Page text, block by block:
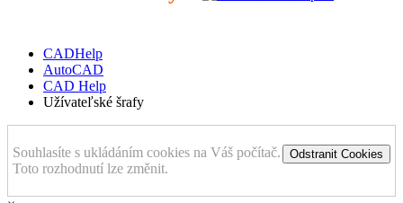
CADHelp
AutoCAD
CAD Help
Užívateľské šrafy
Odstranit Cookies
Souhlasíte s ukládáním cookies na Váš počítač.
Toto rozhodnutí lze změnit.